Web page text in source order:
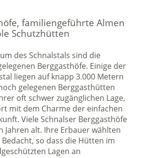
familiengeführte Almen
Schutzhütten
des Schnalstals sind die
Berggasthöfe. Einige der
liegen auf knapp 3.000 Metern
gelegenen Berggasthütten
oft schwer zugänglichen Lage,
mit dem Charme der einfachen
Viele Schnalser Berggasthöfe
Jahren alt. Ihre Erbauer wählten
so dass die Hütten im
Lagen an